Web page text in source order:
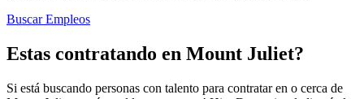
Buscar Empleos
Estas contratando en Mount Juliet?
Si está buscando personas con talento para contratar en o cerca de